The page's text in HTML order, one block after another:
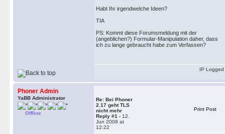
Habt Ihr irgendwelche Ideen?
TIA
PS: Kommt diese Forumsmeldung mit der
(angeblichen?) Formular-Manipulation daher, dass
ich zu lange gebraucht habe zum Verfassen?
IP Logged
Phoner Admin
YaBB Administrator
Offline
Re: Bei Phoner
2.17 geht TLS
nicht mehr
Reply #1 - 12.
Jun 2008 at
12:22
Print Post